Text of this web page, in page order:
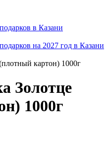
в Казани
на 2027 год в Казани
картон) 1000г
Золотце
1000г